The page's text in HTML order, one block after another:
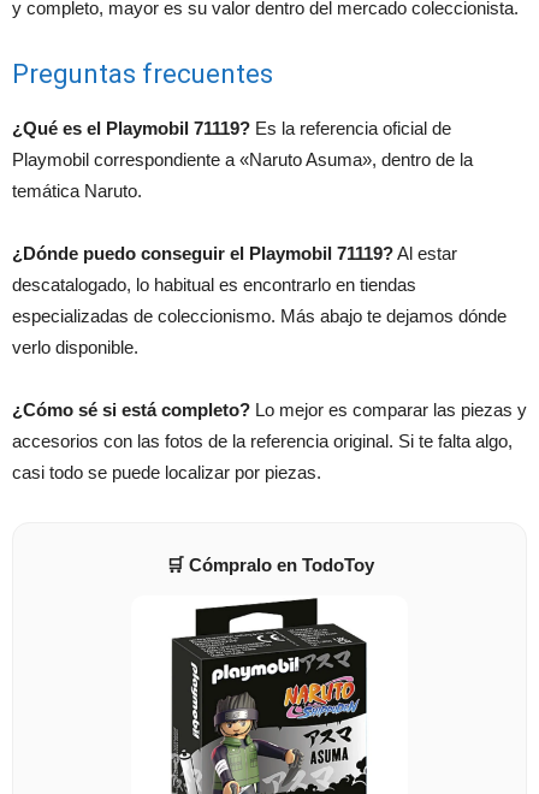
y completo, mayor es su valor dentro del mercado coleccionista.
Preguntas frecuentes
¿Qué es el Playmobil 71119? Es la referencia oficial de
Playmobil correspondiente a «Naruto Asuma», dentro de la
temática Naruto.
¿Dónde puedo conseguir el Playmobil 71119?Al estar
descatalogado, lo habitual es encontrarlo en tiendas
especializadas de coleccionismo. Más abajo te dejamos dónde
verlo disponible.
¿Cómo sé si está completo? Lo mejor es comparar las piezas y
accesorios con las fotos de la referencia original. Si te falta algo,
casi todo se puede localizar por piezas.
🛒 Cómpralo en TodoToy